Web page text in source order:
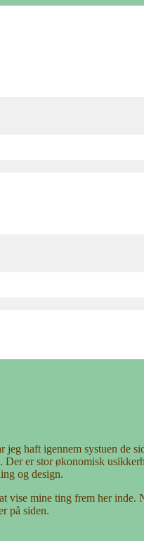
haft igennem systuen de
er stor økonomisk
og design.
vise mine ting frem her
på siden.